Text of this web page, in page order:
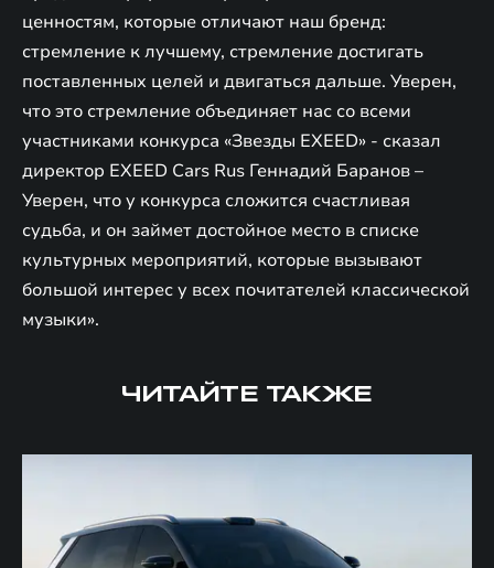
ценностям, которые отличают наш бренд:
стремление к лучшему, стремление достигать
поставленных целей и двигаться дальше. Уверен,
что это стремление объединяет нас со всеми
участниками конкурса «Звезды EXEED» - сказал
директор EXEED Cars Rus Геннадий Баранов –
Уверен, что у конкурса сложится счастливая
судьба, и он займет достойное место в списке
культурных мероприятий, которые вызывают
большой интерес у всех почитателей классической
музыки».
ЧИТАЙТЕ ТАКЖЕ